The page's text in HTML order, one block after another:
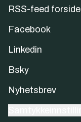
RSS-feed forside
Facebook
Linkedin
Bsky
Nyhetsbrev